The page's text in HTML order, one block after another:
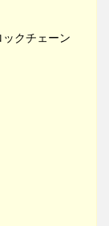
クチェーン